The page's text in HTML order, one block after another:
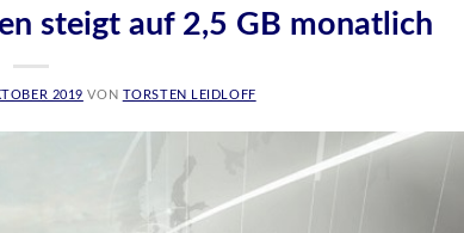
steigt auf 2,5 GB monatlich
2019 VON TORSTEN LEIDLOFF